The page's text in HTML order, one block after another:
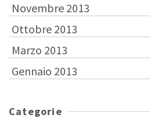
Novembre 2013
Ottobre 2013
Marzo 2013
Gennaio 2013
Categorie